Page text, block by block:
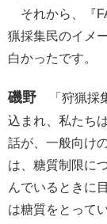
それから、『
猟採集民のイメ
白かったです。
磯野 「狩猟採
込まれ、私たち
話が、一般向け
は、糖質制限に
んでいるときに
は糖質をとって